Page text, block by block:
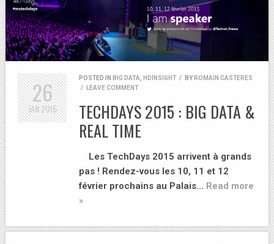
POSTED IN BIG DATA HDINSIGHT / BY ROMAIN CASTERES
/
LEAVE COMMENT
TECHDAYS 2015 : BIG DATA &
REAL TIME
Les TechDays 2015 arrivent à grands
pas ! Rendez-vous les 10, 11 et 12
février prochains au Palais… Read more
»
26
JAN2015